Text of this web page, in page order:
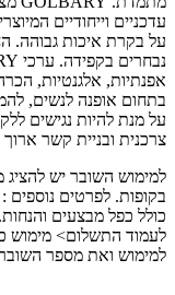
עדכניים וייחודיים
על בקרת איכות גבוהה.
בתחום אופנה לנשים,
על מנת להיות נגישים
צרכנית ובניית קשר
בקופות. לפרטים נוספים : 073-7597171.
כולל כפל מבצעים
למימוש ואת מספר